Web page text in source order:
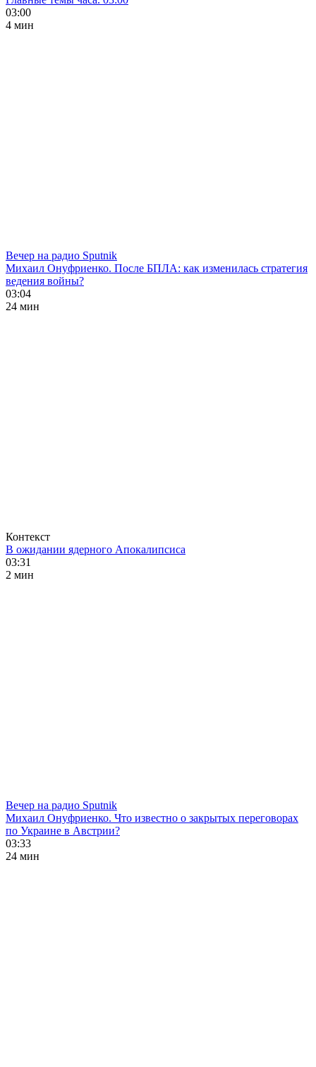
03:00
4 мин
Вечер на радио Sputnik
Михаил Онуфриенко. После БПЛА: как изменилась стратегия
ведения войны?
03:04
24 мин
Контекст
В ожидании ядерного Апокалипсиса
03:31
2 мин
Вечер на радио Sputnik
Михаил Онуфриенко. Что известно о закрытых переговорах
по Украине в Австрии?
03:33
24 мин